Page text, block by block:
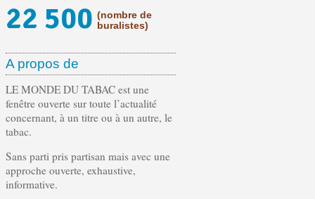
22 500 (nombre de
buralistes)
A propos de
LE MONDE DU TABAC est une
fenêtre ouverte sur toute l’actualité
concernant, à un titre ou à un autre, le
tabac.
Sans parti pris partisan mais avec une
approche ouverte, exhaustive,
informative.